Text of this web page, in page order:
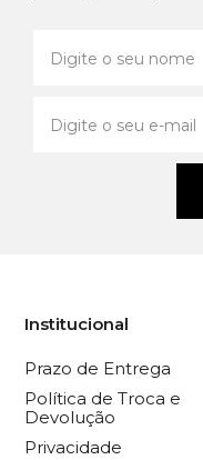
Institucional
Prazo de Entrega
Política de Troca e
Devolução
Privacidade